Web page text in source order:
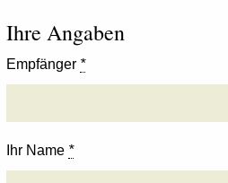
Ihre Angaben
Empfänger *
Ihr Name *